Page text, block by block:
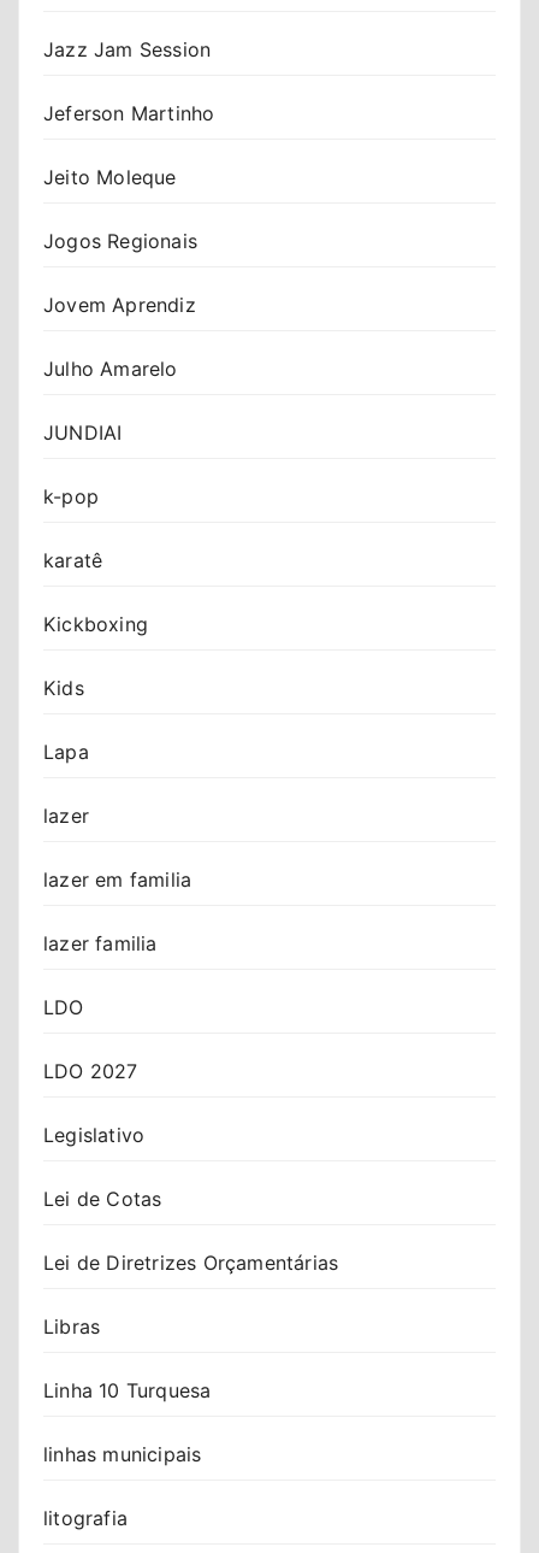
Jazz Jam Session
Jeferson Martinho
Jeito Moleque
Jogos Regionais
Jovem Aprendiz
Julho Amarelo
JUNDIAI
k-pop
karatê
Kickboxing
Kids
Lapa
lazer
lazer em familia
lazer familia
LDO
LDO 2027
Legislativo
Lei de Cotas
Lei de Diretrizes Orçamentárias
Libras
Linha 10 Turquesa
linhas municipais
litografia